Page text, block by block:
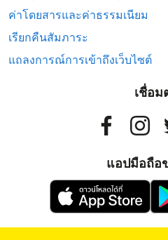
ค่าโดยสารและค่าธรรมเนียม
เรียกคืนสัมภาระ
แถลงการณ์การเข้าถึงเว็บไซต์
เชื่อม
แอปมือถือ